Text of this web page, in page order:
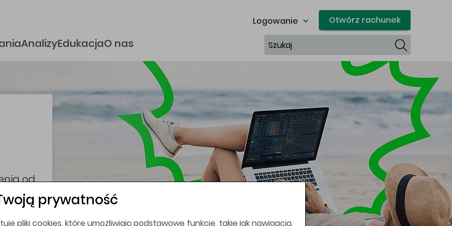
Logowanie Otwórz rachunek
AnalizyEdukacjaO nas Szukaj
prywatność
pliki cookies, które umożliwiają podstawowe funkcje, takie jak nawigacja,